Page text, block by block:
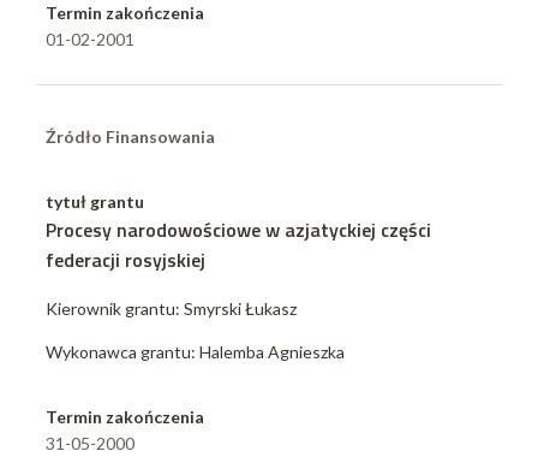
Termin zakończenia
01-02-2001
Źródło Finansowania
tytuł grantu
Procesy narodowościowe w azjatyckiej części
federacji rosyjskiej
Kierownik grantu: Smyrski Łukasz
Wykonawca grantu: Halemba Agnieszka
Termin zakończenia
31-05-2000